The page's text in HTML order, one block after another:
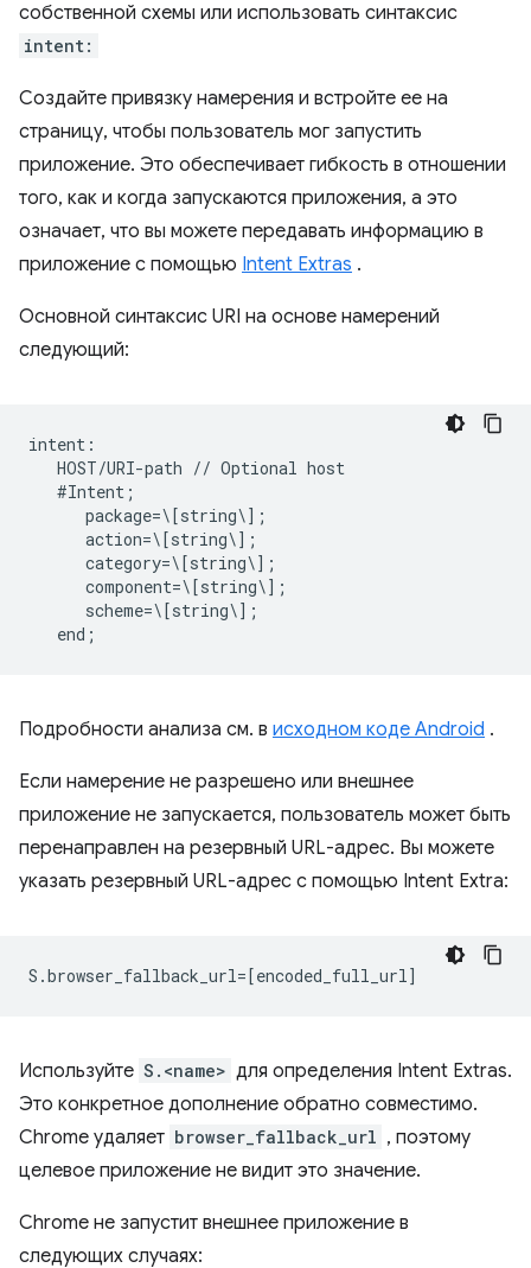
собственной схемы или использовать синтаксис
intent:
Создайте привязку намерения и встройте ее на
страницу, чтобы пользователь мог запустить
приложение. Это обеспечивает гибкость в отношении
того, как и когда запускаются приложения, а это
означает, что вы можете передавать информацию в
приложение с помощью Intent Extras .
Основной синтаксис URI на основе намерений
следующий:
intent:
   HOST/URI-path // Optional host
   #Intent;
      package=\[string\];
      action=\[string\];
      category=\[string\];
      component=\[string\];
      scheme=\[string\];
Подробности анализа см. в исходном коде Android .
Если намерение не разрешено или внешнее
приложение не запускается, пользователь может быть
перенаправлен на резервный URL-адрес. Вы можете
указать резервный URL-адрес с помощью Intent Extra:
Используйте S.<name> для определения Intent Extras.
Это конкретное дополнение обратно совместимо.
Chrome удаляет browser_fallback_url , поэтому
целевое приложение не видит это значение.
Chrome не запустит внешнее приложение в
следующих случаях: